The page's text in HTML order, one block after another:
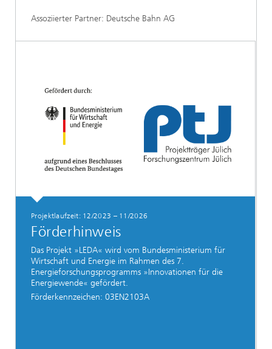
Assoziierter Partner: Deutsche Bahn AG
Projektlaufzeit: 12/2023 – 11/2026
Förderhinweis
Das Projekt »LEDA« wird vom Bundesministerium für
Wirtschaft und Energie im Rahmen des 7.
Energieforschungsprogramms »Innovationen für die
Energiewende« gefördert.
Förderkennzeichen: 03EN2103A